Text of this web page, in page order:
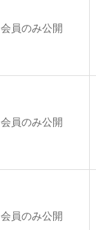
会員のみ公開
会員のみ公開
会員のみ公開